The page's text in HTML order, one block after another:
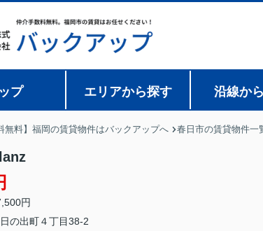
プ エリアから探す 沿線か
無料】福岡の賃貸物件はバックアップへ 春日市の賃貸物件一
円
日の出町４丁目38-2